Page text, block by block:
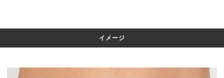
イメージ